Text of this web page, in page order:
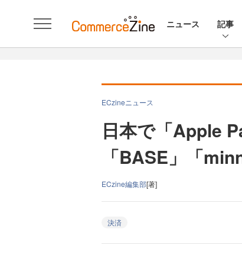
ニュース 記事
ECzineニュース
日本で「Apple
「BASE」「
ECzine編集部[著]
決済